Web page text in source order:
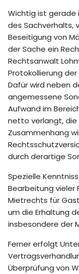
Wichtig ist gerade
des Sachverhalts,
Beseitigung von
der Sache ein
Rechtsanwalt
Protokollierung
Dafür wird neben
angemessene
Aufwand im
netto verlangt, die
Zusammenhang
durch derartige
Spezielle
Bearbeitung vieler
Mietrechts für
um die Erhaltung
insbesondere der
Ferner erfolgt
Überprüfung von